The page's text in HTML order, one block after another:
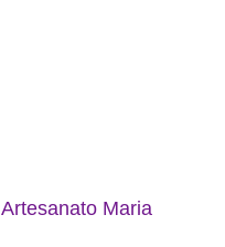
Artesanato Maria